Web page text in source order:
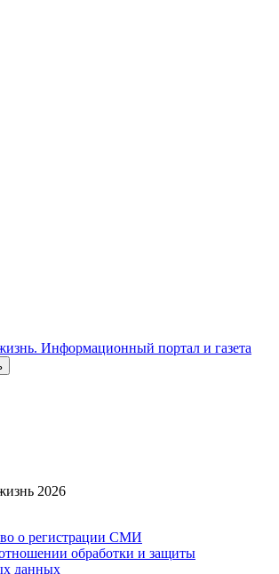
2026
о регистрации СМИ
обработки и защиты
данных